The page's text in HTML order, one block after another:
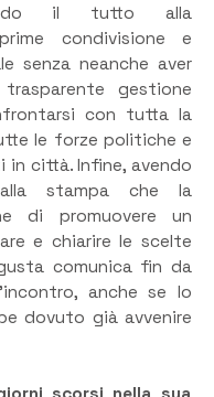
il tutto alla
condivisione e
senza neanche aver
gestione
con tutta la
le forze politiche e
in città. Infine, avendo
stampa che la
di promuovere un
e chiarire le scelte
comunica fin da
anche se lo
dovuto già avvenire